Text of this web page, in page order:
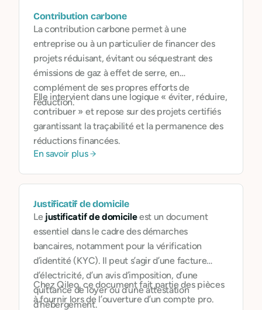
Contribution carbone
La contribution carbone permet à une
entreprise ou à un particulier de financer des
projets réduisant, évitant ou séquestrant des
émissions de gaz à effet de serre, en
complément de ses propres efforts de
réduction.
Elle intervient dans une logique « éviter, réduire,
contribuer » et repose sur des projets certifiés
garantissant la traçabilité et la permanence des
réductions financées.
En savoir plus
Justificatif de domicile
Le justificatif de domicileest un document
essentiel dans le cadre des démarches
bancaires, notamment pour la vérification
d’identité (KYC). Il peut s’agir d’une facture
d’électricité, d’un avis d’imposition, d’une
quittance de loyer ou d’une attestation
d’hébergement.
Chez Qileo, ce document fait partie des pièces
à fournir lors de l’ouverture d’un compte pro.